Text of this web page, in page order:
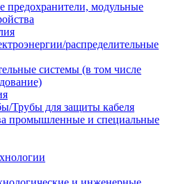
предохранители, модульные
распределительные
системы (в том числе
Трубы для защиты кабеля
промышленные и специальные